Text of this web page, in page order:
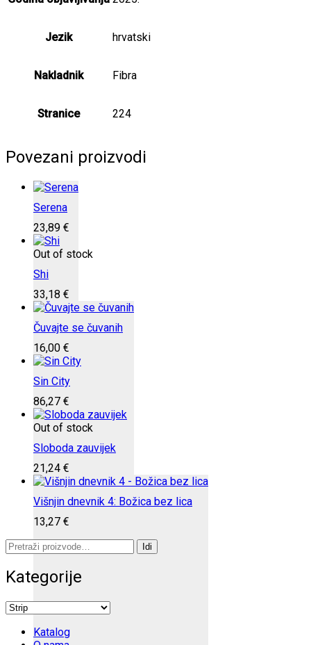
Jezik hrvatski
Nakladnik Fibra
Stranice 224
Povezani proizvodi
Serena
23,89 €
Out of stock
Shi
33,18 €
Čuvajte se čuvanih
16,00 €
Sin City
86,27 €
Out of stock
Sloboda zauvijek
21,24 €
Višnjin dnevnik 4: Božica bez lica
13,27 €
Pretraži:
Idi
Kategorije
Katalog